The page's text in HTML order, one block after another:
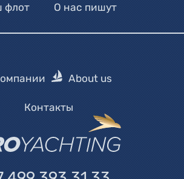
флот О нас пишут
About us
Контакты